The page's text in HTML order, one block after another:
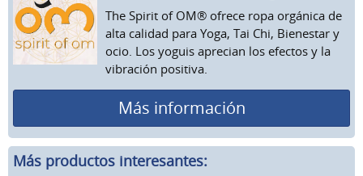
The Spirit of OM® ofrece ropa orgánica de
alta calidad para Yoga, Tai Chi, Bienestar y
ocio. Los yoguis aprecian los efectos y la
vibración positiva.
Más información
Más productos interesantes: